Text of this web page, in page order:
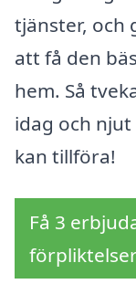
tjänster, och
att få den
hem. Så
idag och
kan tillföra!
Få 3